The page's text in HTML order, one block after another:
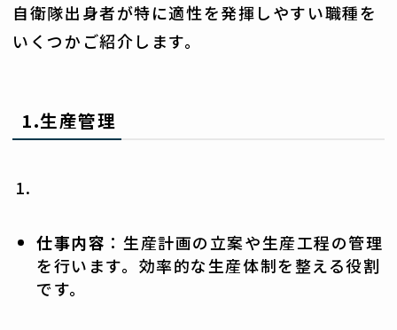
自衛隊出身者が特に適性を発揮しやすい職種を
いくつかご紹介します。
1.生産管理
仕事内容 ：生産計画の立案や生産工程の管理
を行います。効率的な生産体制を整える役割
です。